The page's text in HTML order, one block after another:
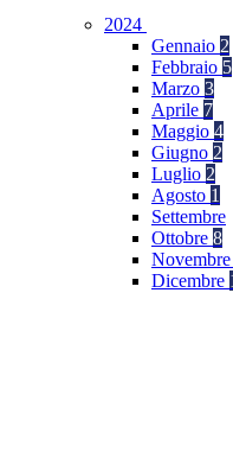
2024
Gennaio 2
Febbraio 5
Marzo 3
Aprile 7
Maggio 4
Giugno 2
Luglio 2
Agosto 1
Settembre
Ottobre 8
Novembre
Dicembre